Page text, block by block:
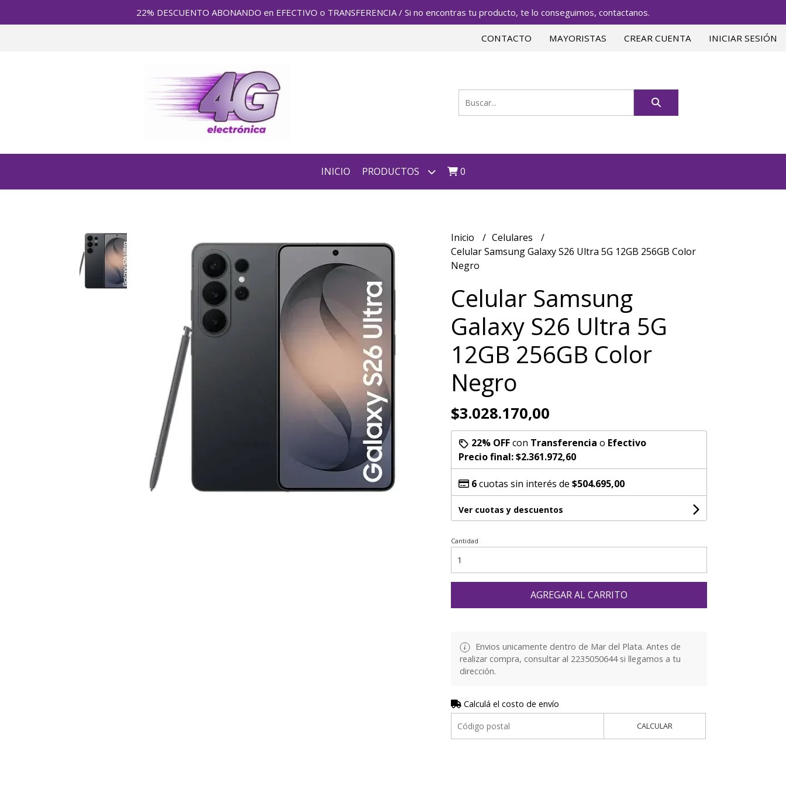
22% DESCUENTO ABONANDO en EFECTIVO o TRANSFERENCIA / Si no encontras tu producto, te lo conseguimos, contactanos.
CONTACTO MAYORISTAS CREAR CUENTA INICIAR SESIÓN
INICIO PRODUCTOS 0
Inicio
Celulares
Celular Samsung Galaxy S26 Ultra 5G 12GB 256GB Color
Negro
Celular Samsung
Galaxy S26 Ultra 5G
12GB 256GB Color
Negro
$3.028.170,00
22% OFFcon Transferencia o Efectivo
Precio final:$2.361.972,60
6cuotas sin interés de $504.695,00
Ver cuotas y descuentos
Cantidad
AGREGAR AL CARRITO
Envios unicamente dentro de Mar del Plata. Antes de
realizar compra, consultar al 2235050644 si llegamos a tu
dirección.
Calculá el costo de envío
CALCULAR